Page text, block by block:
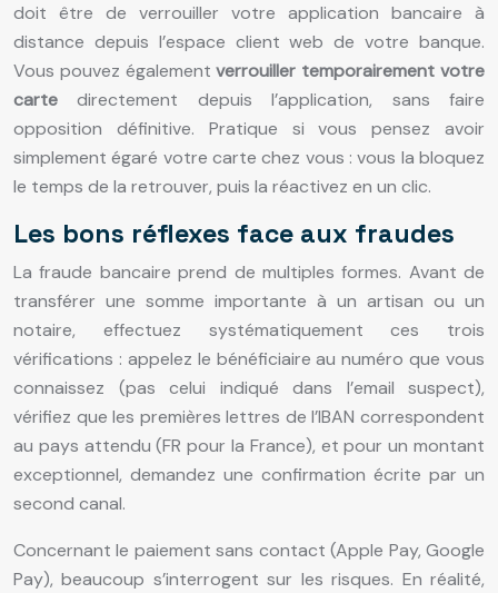
doit être de verrouiller votre application bancaire à
distance depuis l’espace client web de votre banque.
Vous pouvez égalementverrouiller temporairement votre
carte directement depuis l’application, sans faire
opposition définitive. Pratique si vous pensez avoir
simplement égaré votre carte chez vous : vous la bloquez
le temps de la retrouver, puis la réactivez en un clic.
Les bons réflexes face aux fraudes
La fraude bancaire prend de multiples formes. Avant de
transférer une somme importante à un artisan ou un
notaire, effectuez systématiquement ces trois
vérifications : appelez le bénéficiaire au numéro que vous
connaissez (pas celui indiqué dans l’email suspect),
vérifiez que les premières lettres de l’IBAN correspondent
au pays attendu (FR pour la France), et pour un montant
exceptionnel, demandez une confirmation écrite par un
second canal.
Concernant le paiement sans contact (Apple Pay, Google
Pay), beaucoup s’interrogent sur les risques. En réalité,